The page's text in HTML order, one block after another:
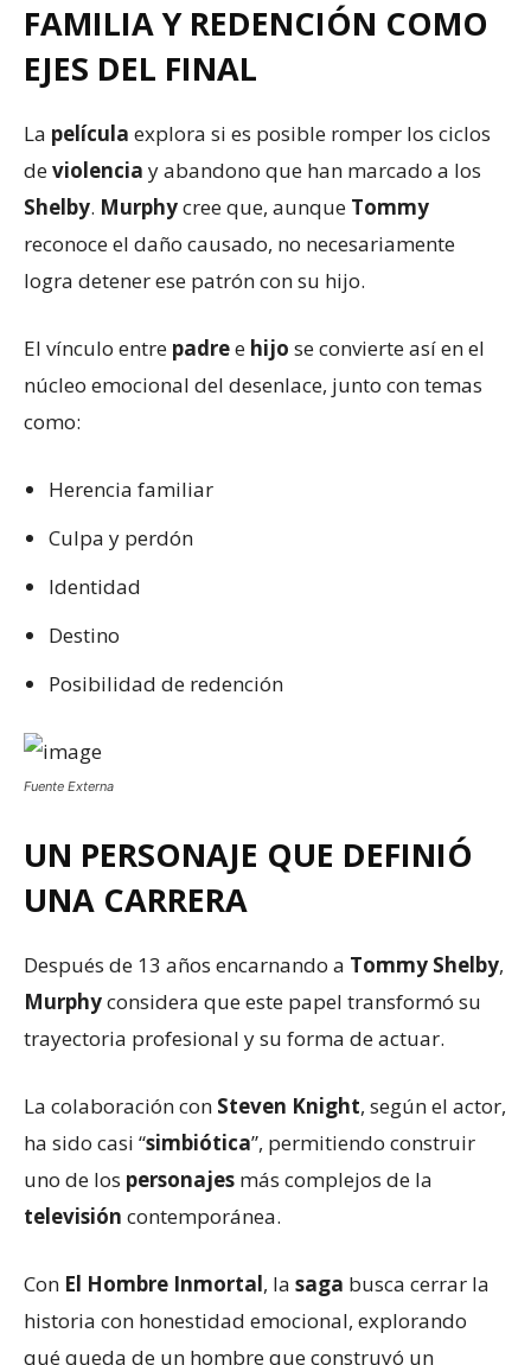
FAMILIA Y REDENCIÓN COMO
EJES DEL FINAL
La película explora si es posible romper los ciclos
deviolencia y abandono que han marcado a los
Shelby. Murphycree que, aunque Tommy
reconoce el daño causado, no necesariamente
logra detener ese patrón con su hijo.
El vínculo entre padree hijo se convierte así en el
núcleo emocional del desenlace, junto con temas
como:
Herencia familiar
Culpa y perdón
Identidad
Destino
Posibilidad de redención
Fuente Externa
UN PERSONAJE QUE DEFINIÓ
UNA CARRERA
Después de 13 años encarnando a Tommy Shelby,
Murphyconsidera que este papel transformó su
trayectoria profesional y su forma de actuar.
La colaboración con Steven Knight, según el actor,
ha sido casi “simbiótica”, permitiendo construir
uno de los personajes más complejos de la
televisión contemporánea.
Con El Hombre Inmortal, la saga busca cerrar la
historia con honestidad emocional, explorando
qué queda de un hombre que construyó un